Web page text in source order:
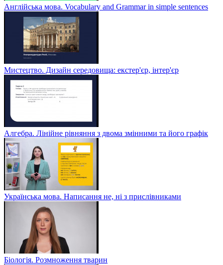
Англійська мова. Vocabulary and Grammar in simple sentences
Мистецтво. Дизайн середовища: екстер'єр, інтер'єр
Алгебра. Лінійне рівняння з двома змінними та його графік
Українська мова. Написання не, ні з прислівниками
Біологія. Розмноження тварин